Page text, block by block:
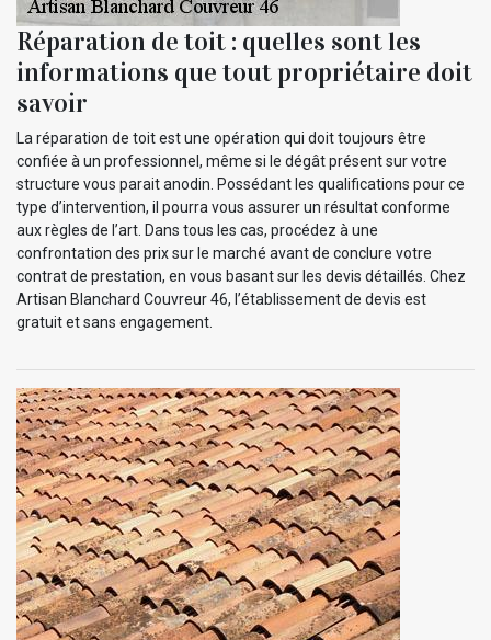
Réparation de toit : quelles sont les
informations que tout propriétaire doit
savoir
La réparation de toit est une opération qui doit toujours être
confiée à un professionnel, même si le dégât présent sur votre
structure vous parait anodin. Possédant les qualifications pour ce
type d’intervention, il pourra vous assurer un résultat conforme
aux règles de l’art. Dans tous les cas, procédez à une
confrontation des prix sur le marché avant de conclure votre
contrat de prestation, en vous basant sur les devis détaillés. Chez
Artisan Blanchard Couvreur 46, l’établissement de devis est
gratuit et sans engagement.